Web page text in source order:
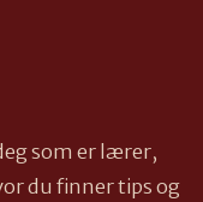
som er lærer,
du finner tips og